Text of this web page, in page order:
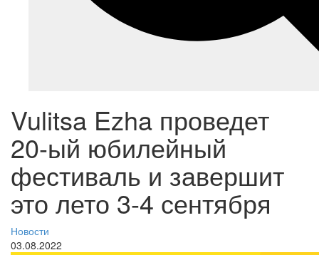
Vulitsa Ezha проведет
20-ый юбилейный
фестиваль и завершит
это лето 3-4 сентября
Новости
03.08.2022